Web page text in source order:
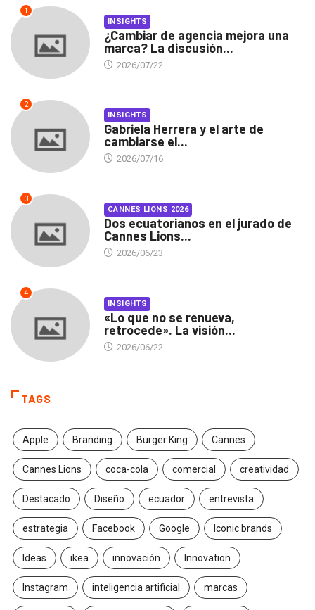
1
INSIGHTS
¿Cambiar de agencia mejora una
marca? La discusión...
2026/07/22
2
INSIGHTS
Gabriela Herrera y el arte de
cambiarse el...
2026/07/16
3
CANNES LIONS 2026
Dos ecuatorianos en el jurado de
Cannes Lions...
2026/06/23
4
INSIGHTS
«Lo que no se renueva,
retrocede». La visión...
2026/06/22
TAGS
Apple Branding Burger King Cannes
Cannes Lions coca-cola comercial creatividad
Destacado Diseño ecuador entrevista
estrategia Facebook Google Iconic brands
Ideas ikea innovación Innovation
Instagram inteligencia artificial marcas